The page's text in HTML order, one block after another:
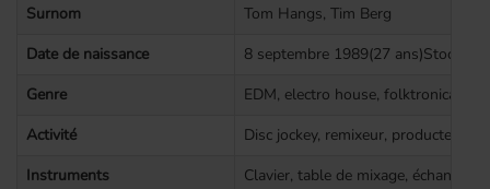
Surnom
Tom Hangs, Tim Berg
Date de naissance
8 septembre 1989(27
Genre
EDM, electro house, folktronica,
Activité
Disc jockey, remixeur, producteur
Instruments
Clavier, table de mixage,